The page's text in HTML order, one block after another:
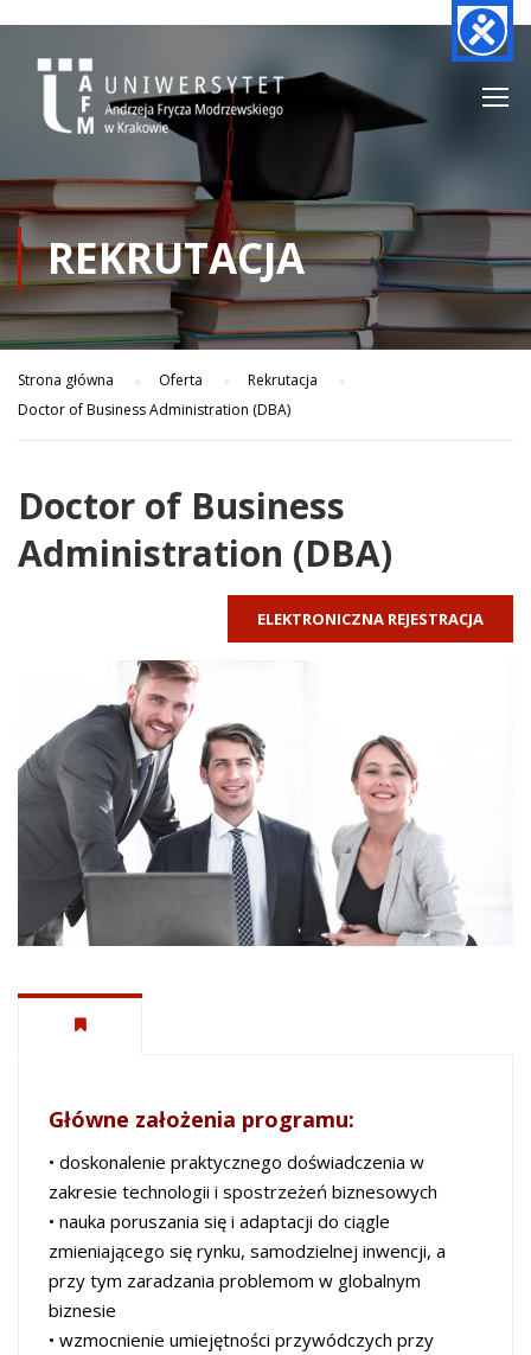
REKRUTACJA
Strona główna Oferta
Rekrutacja
Doctor of Business Administration (DBA)
Doctor of Business
Administration (DBA)
ELEKTRONICZNA REJESTRACJA
Główne założenia programu:
• doskonalenie praktycznego doświadczenia w
zakresie technologii i spostrzeżeń biznesowych
• nauka poruszania się i adaptacji do ciągle
zmieniającego się rynku, samodzielnej inwencji, a
przy tym zaradzania problemom w globalnym
biznesie
• wzmocnienie umiejętności przywódczych przy